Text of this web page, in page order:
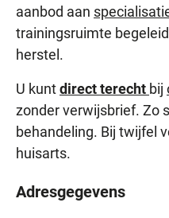
aanbod aan
trainingsruimte
herstel.
U kuntdirect terecht bij
zonder verwijsbrief. Zo
behandeling. Bij twijfel
huisarts.
Adresgegevens